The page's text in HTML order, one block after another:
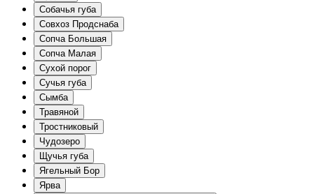
Собачья губа
Совхоз Продснаба
Сопча Большая
Сопча Малая
Сухой порог
Сучья губа
Сымба
Травяной
Тростниковый
Чудозеро
Щучья губа
Ягельный Бор
Ярва